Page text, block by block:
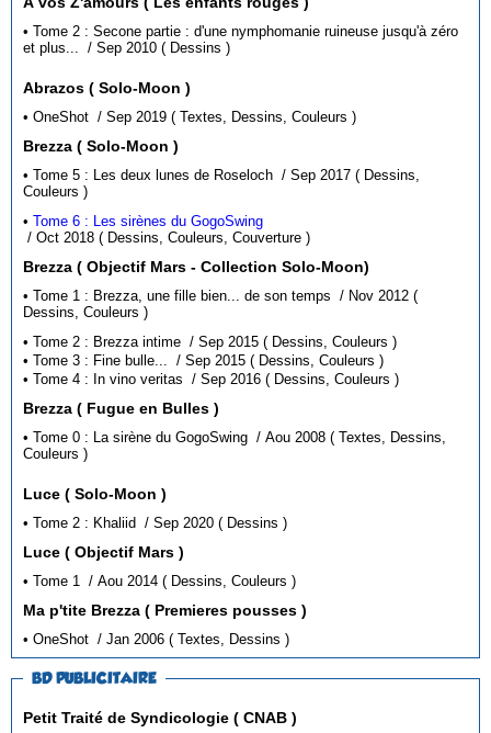
• Tome 2 : Secone partie : d'une nymphomanie ruineuse jusqu'à zéro
et plus... / Sep 2010 ( Dessins )
Abrazos ( Solo-Moon )
• OneShot / Sep 2019 ( Textes, Dessins, Couleurs )
Brezza ( Solo-Moon )
• Tome 5 : Les deux lunes de Roseloch / Sep 2017 ( Dessins,
Couleurs )
•Tome 6 : Les sirènes du GogoSwing
/ Oct 2018 ( Dessins, Couleurs, Couverture )
Brezza ( Objectif Mars - Collection Solo-Moon)
• Tome 1 : Brezza, une fille bien... de son temps / Nov 2012 (
Dessins, Couleurs )
• Tome 2 : Brezza intime / Sep 2015 ( Dessins, Couleurs )
• Tome 3 : Fine bulle... / Sep 2015 ( Dessins, Couleurs )
• Tome 4 : In vino veritas / Sep 2016 ( Dessins, Couleurs )
Brezza ( Fugue en Bulles )
• Tome 0 : La sirène du GogoSwing / Aou 2008 ( Textes, Dessins,
Couleurs )
Luce ( Solo-Moon )
• Tome 2 : Khaliid / Sep 2020 ( Dessins )
Luce ( Objectif Mars )
• Tome 1 / Aou 2014 ( Dessins, Couleurs )
Ma p'tite Brezza ( Premieres pousses )
• OneShot / Jan 2006 ( Textes, Dessins )
BD PUBLICITAIRE
Petit Traité de Syndicologie ( CNAB )